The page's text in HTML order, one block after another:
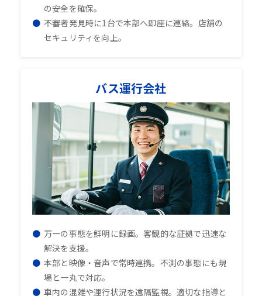
の安全を確保。
不審者発見時に1台で本部へ即座に連絡。店舗の
セキュリティを向上。
バス運行会社
万一の事態を鮮明に録画。客観的な証拠で迅速な
解決を支援。
本部と映像・音声で常時連携。不測の事態にも現
場と一丸で対応。
車内の混雑や運行状況を遠隔監視。適切な指導と